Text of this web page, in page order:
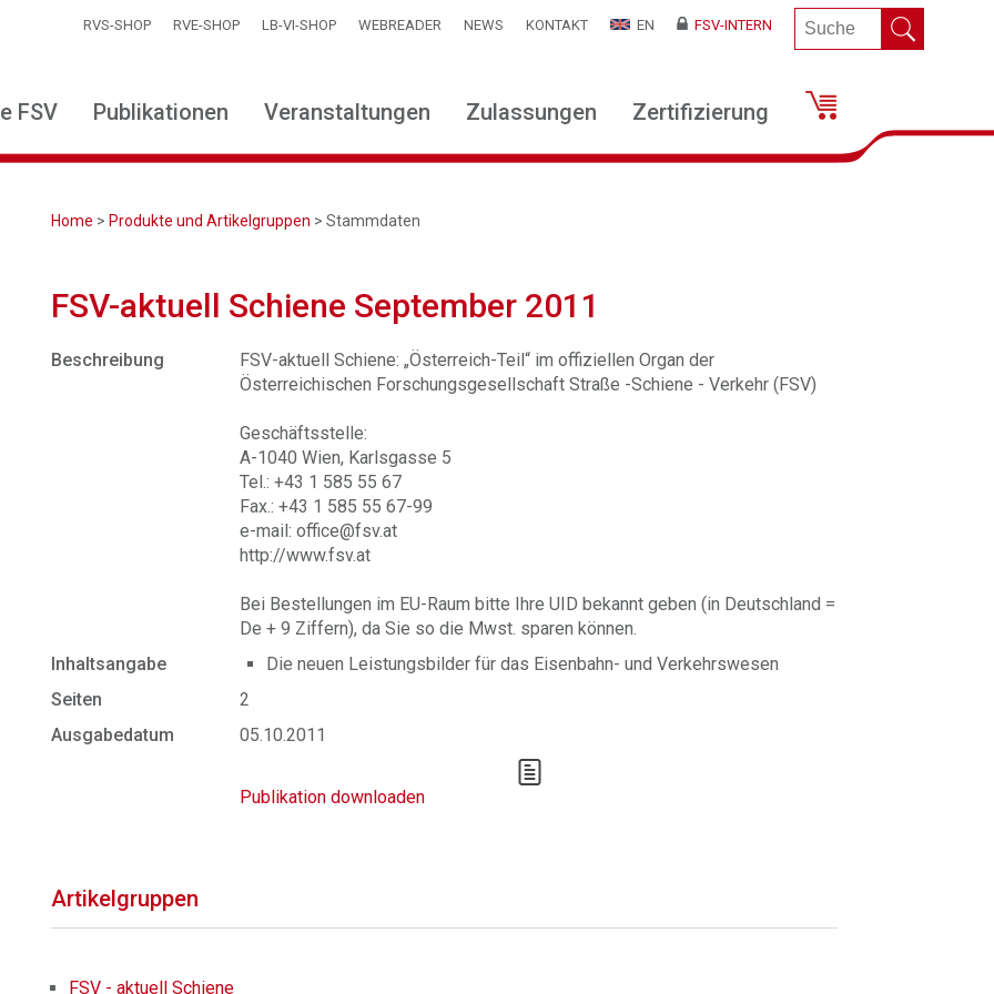
RVS-SHOP RVE-SHOP LB-VI-SHOP WEBREADER NEWS KONTAKT EN FSV-INTERN
FSV Publikationen Veranstaltungen Zulassungen Zertifizierung
Home > Produkte und Artikelgruppen > Stammdaten
FSV-aktuell Schiene September 2011
Beschreibung
FSV-aktuell Schiene: „Österreich-Teil“ im offiziellen Organ der
Österreichischen Forschungsgesellschaft Straße -Schiene - Verkehr (FSV)
Geschäftsstelle:
A-1040 Wien, Karlsgasse 5
Tel.: +43 1 585 55 67
Fax.: +43 1 585 55 67-99
e-mail: office@fsv.at
http://www.fsv.at
Bei Bestellungen im EU-Raum bitte Ihre UID bekannt geben (in Deutschland =
De + 9 Ziffern), da Sie so die Mwst. sparen können.
Inhaltsangabe
Die neuen Leistungsbilder für das Eisenbahn- und Verkehrswesen
Seiten
2
Ausgabedatum
05.10.2011
Publikation downloaden
Artikelgruppen
FSV - aktuell Schiene